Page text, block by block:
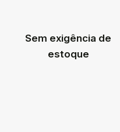
Sem exigência de
estoque